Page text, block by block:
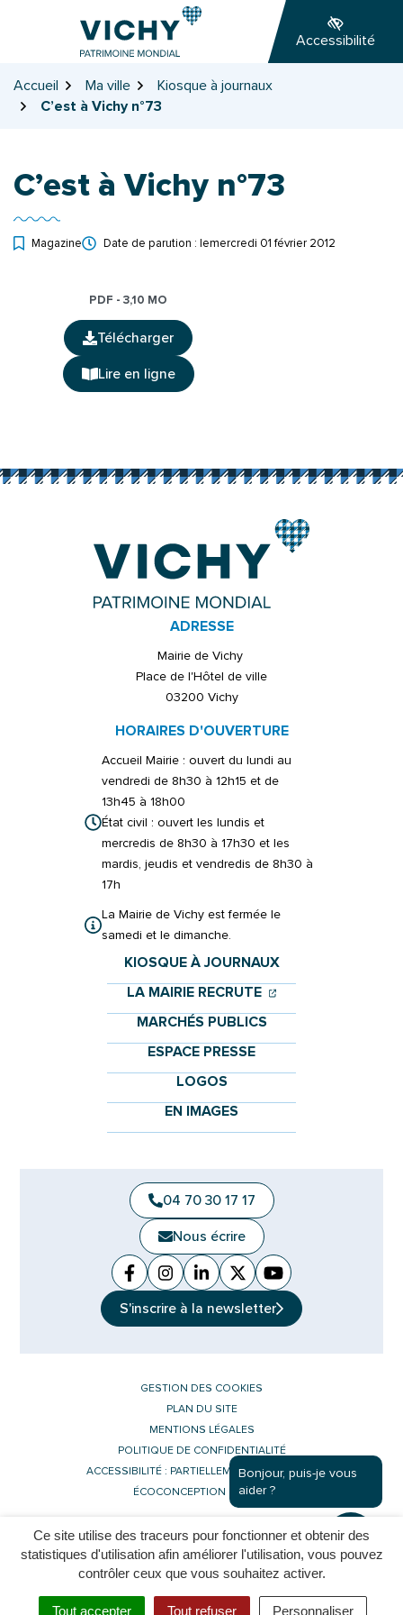
Ce site utilise des traceurs pour fonctionner et obtenir des
statistiques d'utilisation afin améliorer l'utilisation, vous pouvez
contrôler ceux que vous souhaitez activer.
Tout accepter Tout refuser Personnaliser
page
Accessibilité
Accueil Ma ville
Kiosque à journaux
C’est à Vichy n°73
C’est à Vichy n°73
Magazine Date de parution : lemercredi 01 février 2012
PDF - 3,10 MO
Télécharger
(ouverture dans un nouvel onglet)
Lire en ligne
ADRESSE
Mairie de Vichy
Place de l'Hôtel de ville
03200 Vichy
HORAIRES D'OUVERTURE
Accueil Mairie : ouvert du lundi au
vendredi de 8h30 à 12h15 et de
13h45 à 18h00
État civil : ouvert les lundis et
mercredis de 8h30 à 17h30 et les
mardis, jeudis et vendredis de 8h30 à
17h
La Mairie de Vichy est fermée le
samedi et le dimanche.
KIOSQUE À JOURNAUX
LA MAIRIE RECRUTE (OUVERTURE
(OUVERTURE
MARCHÉS PUBLICS
ESPACE PRESSE
LOGOS
EN IMAGES
04 70 30 17 17
Nous écrire
Facebook
(ouverture dans un nouvel onglet)
Instagram
(ouverture dans un nouvel
Linkedin
(ouverture dans un nouvel
X (Twitter)
(ouverture dans un
YouTube
(ouverture dans
S'inscrire à la newsletter
GESTION DES COOKIES
PLAN DU SITE
MENTIONS LÉGALES
POLITIQUE DE CONFIDENTIALITÉ
ACCESSIBILITÉ : PARTIELLEMENT CONFORME
ÉCOCONCEPTION DU SITE
Site réalisé par
Bonjour, puis-je vous
aider ?